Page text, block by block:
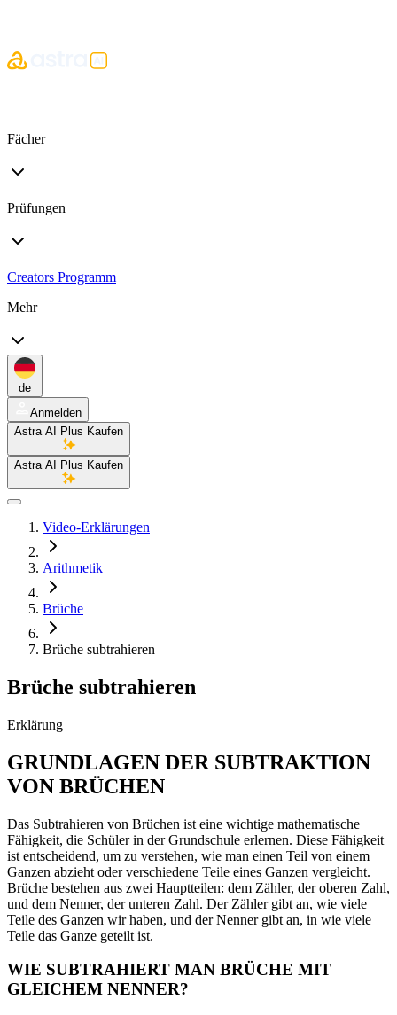
Fächer
Prüfungen
Creators Programm
Mehr
de
Anmelden
Astra AI Plus Kaufen
Astra AI Plus Kaufen
Video-Erklärungen
Arithmetik
Brüche
Brüche subtrahieren
Brüche subtrahieren
Erklärung
GRUNDLAGEN DER SUBTRAKTION
VON BRÜCHEN
Das Subtrahieren von Brüchen ist eine wichtige mathematische
Fähigkeit, die Schüler in der Grundschule erlernen. Diese Fähigkeit
ist entscheidend, um zu verstehen, wie man einen Teil von einem
Ganzen abzieht oder verschiedene Teile eines Ganzen vergleicht.
Brüche bestehen aus zwei Hauptteilen: dem Zähler, der oberen Zahl,
und dem Nenner, der unteren Zahl. Der Zähler gibt an, wie viele
Teile des Ganzen wir haben, und der Nenner gibt an, in wie viele
Teile das Ganze geteilt ist.
WIE SUBTRAHIERT MAN BRÜCHE MIT
GLEICHEM NENNER?